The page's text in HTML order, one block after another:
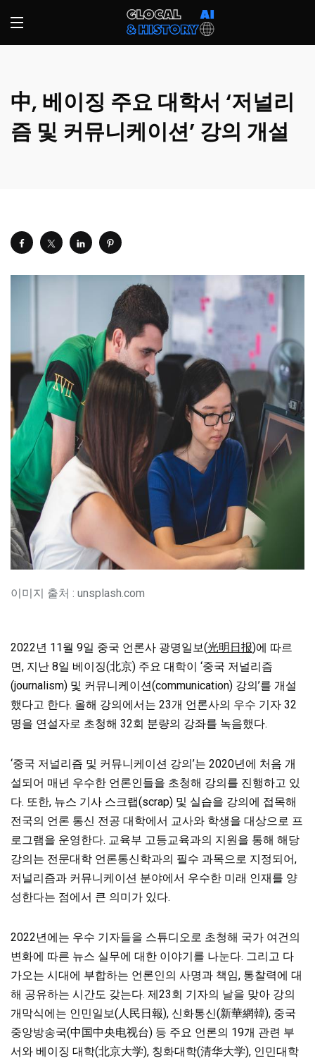
中, 베이징 주요 대학서 ‘저널리
즘 및 커뮤니케이션’ 강의 개설
이미지 출처 : unsplash.com
2022년 11월 9일 중국 언론사 광명일보(光明日报)에 따르
면, 지난 8일 베이징(北京) 주요 대학이 ‘중국 저널리즘
(journalism) 및 커뮤니케이션(communication) 강의’를 개설
했다고 한다. 올해 강의에서는 23개 언론사의 우수 기자 32
명을 연설자로 초청해 32회 분량의 강좌를 녹음했다.
‘중국 저널리즘 및 커뮤니케이션 강의’는 2020년에 처음 개
설되어 매년 우수한 언론인들을 초청해 강의를 진행하고 있
다. 또한, 뉴스 기사 스크랩(scrap) 및 실습을 강의에 접목해
전국의 언론 통신 전공 대학에서 교사와 학생을 대상으로 프
로그램을 운영한다. 교육부 고등교육과의 지원을 통해 해당
강의는 전문대학 언론통신학과의 필수 과목으로 지정되어,
저널리즘과 커뮤니케이션 분야에서 우수한 미래 인재를 양
성한다는 점에서 큰 의미가 있다.
2022년에는 우수 기자들을 스튜디오로 초청해 국가 여건의
변화에 따른 뉴스 실무에 대한 이야기를 나눈다. 그리고 다
가오는 시대에 부합하는 언론인의 사명과 책임, 통찰력에 대
해 공유하는 시간도 갖는다. 제23회 기자의 날을 맞아 강의
개막식에는 인민일보(人民日報), 신화통신(新華網韓), 중국
중앙방송국(中国中央电视台) 등 주요 언론의 19개 관련 부
서와 베이징 대학(北京大学), 칭화대학(清华大学), 인민대학